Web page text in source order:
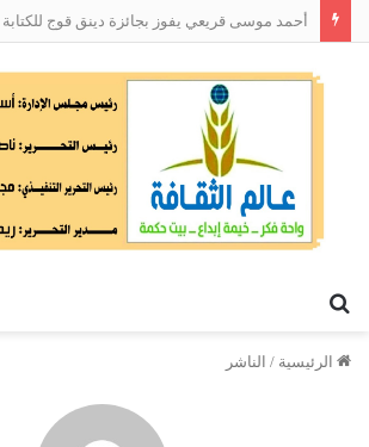
الرئيسية / الناشر